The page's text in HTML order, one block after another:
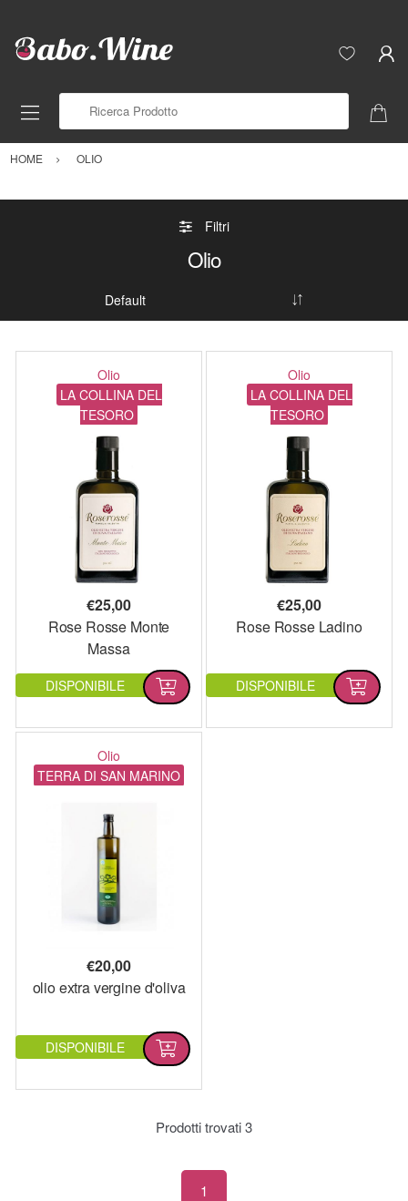
HOME OLIO
Filtri
Olio
Olio
LA COLLINA DEL
TESORO
€25,00
Rose Rosse Monte
Massa
DISPONIBILE
Olio
LA COLLINA DEL
TESORO
€25,00
Rose Rosse Ladino
DISPONIBILE
Olio
TERRA DI SAN MARINO
€20,00
olio extra vergine d'oliva
DISPONIBILE
Prodotti trovati3
1